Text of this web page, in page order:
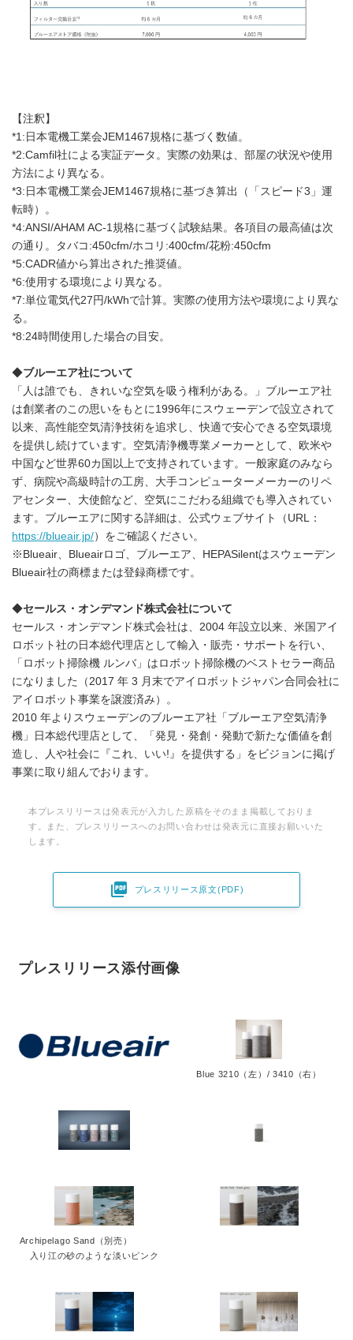
【注釈】
*1:日本電機工業会JEM1467規格に基づく数値。
*2:Camfil社による実証データ。実際の効果は、部屋の状況や使用
方法により異なる。
*3:日本電機工業会JEM1467規格に基づき算出（「スピード3」運
転時）。
*4:ANSI/AHAM AC-1規格に基づく試験結果。各項目の最高値は次
の通り。タバコ:450cfm/ホコリ:400cfm/花粉:450cfm
*5:CADR値から算出された推奨値。
*6:使用する環境により異なる。
*7:単位電気代27円/kWhで計算。実際の使用方法や環境により異な
る。
*8:24時間使用した場合の目安。
◆ブルーエア社について
「人は誰でも、きれいな空気を吸う権利がある。」ブルーエア社
は創業者のこの思いをもとに1996年にスウェーデンで設立されて
以来、高性能空気清浄技術を追求し、快適で安心できる空気環境
を提供し続けています。空気清浄機専業メーカーとして、欧米や
中国など世界60カ国以上で支持されています。一般家庭のみなら
ず、病院や高級時計の工房、大手コンピューターメーカーのリペ
アセンター、大使館など、空気にこだわる組織でも導入されてい
ます。ブルーエアに関する詳細は、公式ウェブサイト（URL：
https://blueair.jp/）をご確認ください。
※Blueair、Blueairロゴ、ブルーエア、HEPASilentはスウェーデン
Blueair社の商標または登録商標です。
◆セールス・オンデマンド株式会社について
セールス・オンデマンド株式会社は、2004 年設立以来、米国アイ
ロボット社の日本総代理店として輸入・販売・サポートを行い、
「ロボット掃除機 ルンバ」はロボット掃除機のベストセラー商品
になりました（2017 年 3 月末でアイロボットジャパン合同会社に
アイロボット事業を譲渡済み）。
2010 年よりスウェーデンのブルーエア社「ブルーエア空気清浄
機」日本総代理店として、「発見・発創・発動で新たな価値を創
造し、人や社会に『これ、いい!』を提供する」をビジョンに掲げ
事業に取り組んでおります。
本プレスリリースは発表元が入力した原稿をそのまま掲載しておりま
す。また、プレスリリースへのお問い合わせは発表元に直接お願いいた
します。
 プレスリリース原文(PDF)
プレスリリース添付画像
Blue 3210（左）/ 3410（右）
Archipelago Sand（別売）
入り江の砂のような淡いピンク
Japanese